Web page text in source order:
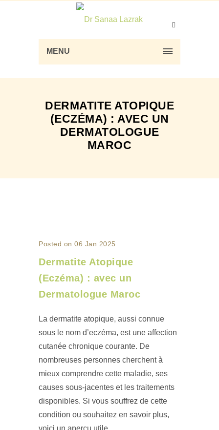
MENU
DERMATITE ATOPIQUE
(ECZÉMA) : AVEC UN
DERMATOLOGUE
MAROC
Posted on 06 Jan 2025
Dermatite Atopique
(Eczéma) : avec un
Dermatologue Maroc
La dermatite atopique, aussi connue
sous le nom d’eczéma, est une affection
cutanée chronique courante. De
nombreuses personnes cherchent à
mieux comprendre cette maladie, ses
causes sous-jacentes et les traitements
disponibles. Si vous souffrez de cette
condition ou souhaitez en savoir plus,
voici un aperçu utile.